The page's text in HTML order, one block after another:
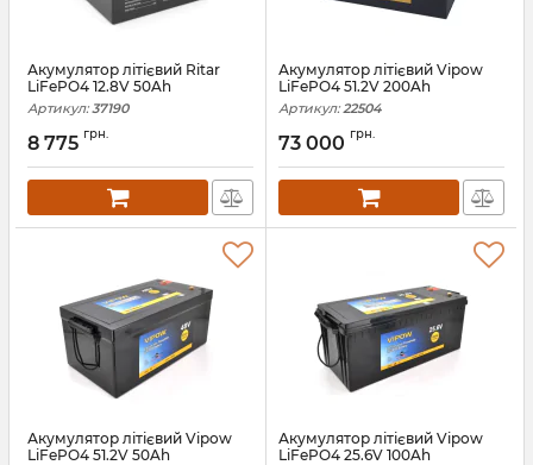
Акумулятор літієвий Ritar
LiFePO4 12.8V 50Ah
Артикул: 37190
8 775 грн.
Акумулятор літієвий Vipow
LiFePO4 51.2V 200Ah
Артикул: 22504
73 000 грн.
Акумулятор літієвий Vipow
LiFePO4 51.2V 50Ah
Акумулятор літієвий Vipow
LiFePO4 25.6V 100Ah